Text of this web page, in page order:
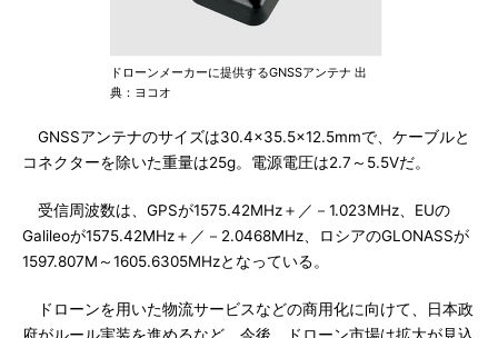
ドローンメーカーに提供するGNSSアンテナ 出
典：ヨコオ
GNSSアンテナのサイズは30.4×35.5×12.5mmで、ケーブルと
コネクターを除いた重量は25g。電源電圧は2.7～5.5Vだ。
受信周波数は、GPSが1575.42MHz＋／－1.023MHz、EUの
Galileoが1575.42MHz＋／－2.0468MHz、ロシアのGLONASSが
1597.807M～1605.6305MHzとなっている。
ドローンを用いた物流サービスなどの商用化に向けて、日本政